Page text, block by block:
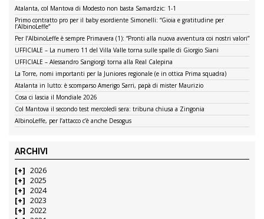
Atalanta, col Mantova di Modesto non basta Samardzic: 1-1
Primo contratto pro per il baby esordiente Simonelli: “Gioia e gratitudine per
l’AlbinoLeffe”
Per l’AlbinoLeffe è sempre Primavera (1): “Pronti alla nuova avventura coi nostri valori”
UFFICIALE – La numero 11 del Villa Valle torna sulle spalle di Giorgio Siani
UFFICIALE – Alessandro Sangiorgi torna alla Real Calepina
La Torre, nomi importanti per la Juniores regionale (e in ottica Prima squadra)
Atalanta in lutto: è scomparso Amerigo Sarri, papà di mister Maurizio
Cosa ci lascia il Mondiale 2026
Col Mantova il secondo test mercoledì sera: tribuna chiusa a Zingonia
AlbinoLeffe, per l’attacco c’è anche Desogus
ARCHIVI
2026
2025
2024
2023
2022